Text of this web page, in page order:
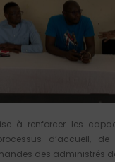
à renforcer les
d’accueil,
des administrés